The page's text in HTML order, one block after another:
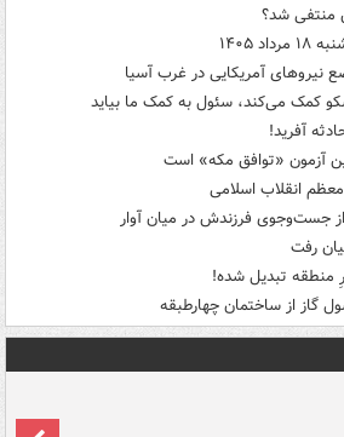
منتفی شد؟
۱۴۰۵
نیروهای آمریکایی در غرب آسیا
کمک می‌کند، سئول به کمک ما بیاید
آفرید!
آزمون «توافق مکه» است
انقلاب اسلامی
جست‌وجوی فرزندش در میان آوار
رفت
منطقه تبدیل شده!
گاز از ساختمان چهارطبقه